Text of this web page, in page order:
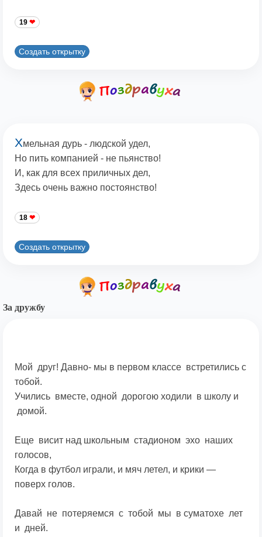
19
Создать открытку
Хмельная дурь - людской удел,
Но пить компанией - не пьянство!
И, как для всех приличных дел,
Здесь очень важно постоянство!
18
Создать открытку
За дружбу
Мой друг! Давно- мы в первом классе встретились с
тобой.
Учились вместе, одной дорогою ходили в школу и
домой.
Еще висит над школьным стадионом эхо наших
голосов,
Когда в футбол играли, и мяч летел, и крики —
поверх голов.
Давай не потеряемся с тобой мы в суматохе лет
и дней.